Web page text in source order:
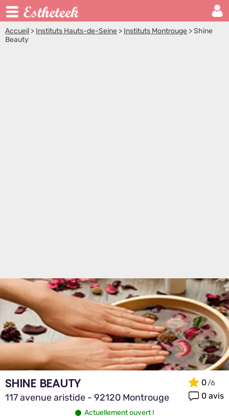
Accueil > Instituts Hauts-de-Seine > Instituts Montrouge >Shine
Beauty
SHINE BEAUTY
117 avenue aristide - 92120 Montrouge
0
0 avis
Actuellement ouvert !